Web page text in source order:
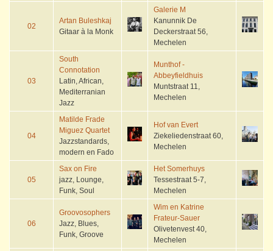
02
Artan Buleshkaj
Gitaar à la Monk
Galerie M
Kanunnik De
Deckerstraat 56,
Mechelen
03
South
Connotation
Latin, African,
Mediterranian
Jazz
Munthof -
Abbeyfieldhuis
Muntstraat 11,
Mechelen
04
Matilde Frade
Miguez Quartet
Jazzstandards,
modern en Fado
Hof van Evert
Ziekeliedenstraat 60,
Mechelen
05
Sax on Fire
jazz, Lounge,
Funk, Soul
Het Somerhuys
Tessestraat 5-7,
Mechelen
06
Groovosophers
Jazz, Blues,
Funk, Groove
Wim en Katrine
Frateur-Sauer
Olivetenvest 40,
Mechelen